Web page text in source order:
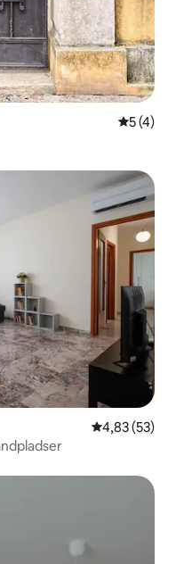
5 ud af 5
5 (4)
4,83 ud af 5 i
4,83 (53)